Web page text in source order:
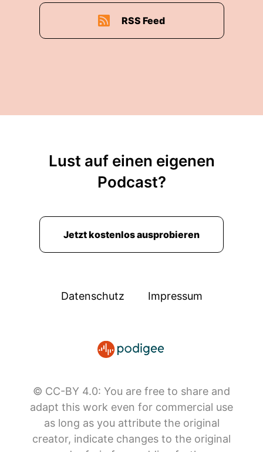
RSS Feed
Lust auf einen eigenen
Podcast?
Jetzt kostenlos ausprobieren
Datenschutz Impressum
© CC-BY 4.0: You are free to share and
adapt this work even for commercial use
as long as you attribute the original
creator, indicate changes to the original